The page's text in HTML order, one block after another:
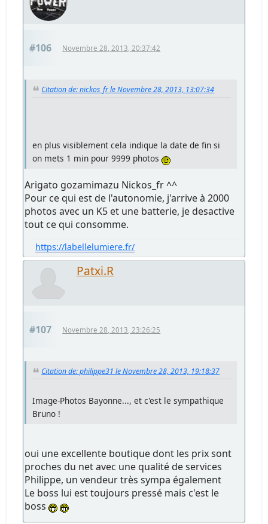
#106 Novembre 28, 2013, 20:37:42
Citation de: nickos_fr le Novembre 28, 2013, 13:07:34
en plus visiblement cela indique la date de fin si
on mets 1 min pour 9999 photos
Arigato gozamimazu Nickos_fr ^^
Pour ce qui est de l'autonomie, j'arrive à 2000
photos avec un K5 et une batterie, je desactive
tout ce qui consomme.
https://labellelumiere.fr/
Patxi.R
#107 Novembre 28, 2013, 23:26:25
Citation de: philippe31 le Novembre 28, 2013, 19:18:37
Image-Photos Bayonne..., et c'est le sympathique
Bruno !
oui une excellente boutique dont les prix sont
proches du net avec une qualité de services
Philippe, un vendeur très sympa également
Le boss lui est toujours pressé mais c'est le
boss